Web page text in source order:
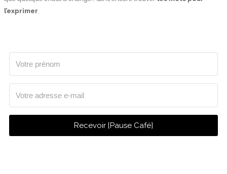
l’exprimer
Recevoir [Pause Café]